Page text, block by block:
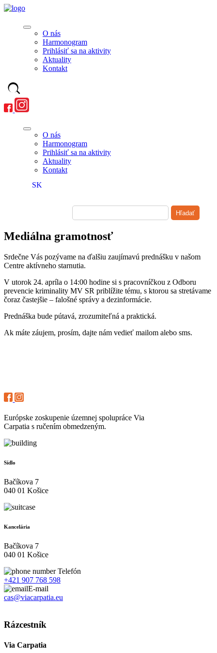
O nás
Harmonogram
Prihlásiť sa na aktivity
Aktuality
Kontakt
O nás
Harmonogram
Prihlásiť sa na aktivity
Aktuality
Kontakt
SK
Mediálna gramotnosť
Srdečne Vás pozývame na ďalšiu zaujímavú prednášku v našom
Centre aktívneho starnutia.
V utorok 24. apríla o 14:00 hodine si s pracovníčkou z Odboru
prevencie kriminality MV SR priblížite tému, s ktorou sa stretávame
čoraz častejšie – falošné správy a dezinformácie.
Prednáška bude pútavá, zrozumiteľná a praktická.
Ak máte záujem, prosím, dajte nám vedieť mailom alebo sms.
Európske zoskupenie územnej spolupráce Via
Carpatia s ručením obmedzeným.
Sídlo
Bačíkova 7
040 01 Košice
Kancelária
Bačíkova 7
040 01 Košice
Telefón
+421 907 768 598
E-mail
cas@viacarpatia.eu
Rázcestník
Via Carpatia